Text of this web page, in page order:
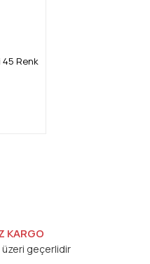
45 Renk
KARGO
üzeri geçerlidir